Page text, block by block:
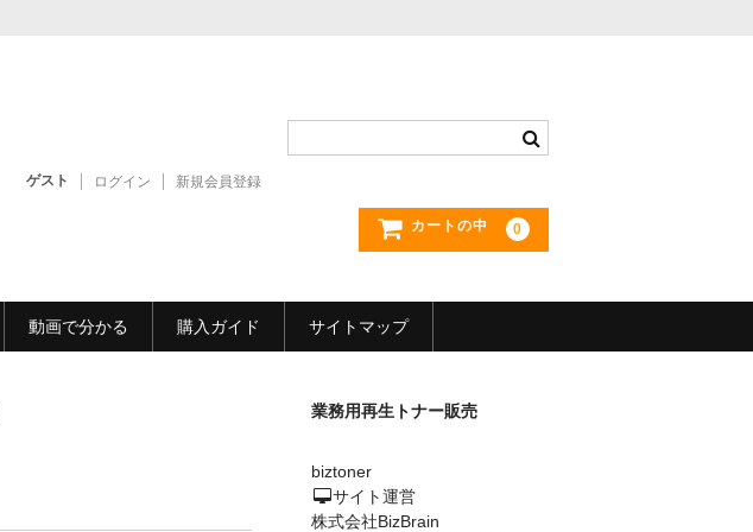
ゲスト ログイン 新規会員登録
カートの中 0
動画で分かる 購入ガイド サイトマップ
業務用再生トナー販売
biztoner
サイト運営
株式会社BizBrain